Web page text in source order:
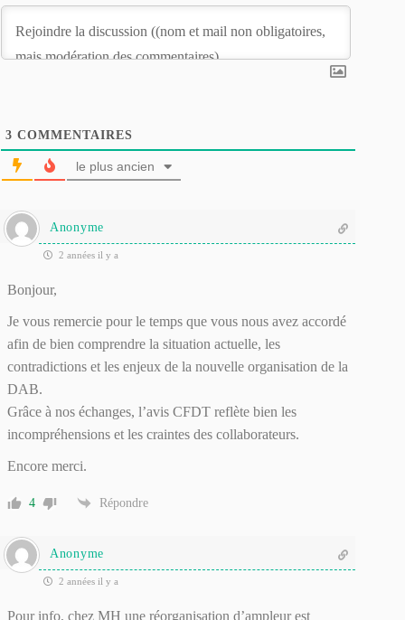
3 COMMENTAIRES
le plus ancien
Anonyme
2 années il y a
Bonjour,
Je vous remercie pour le temps que vous nous avez accordé
afin de bien comprendre la situation actuelle, les
contradictions et les enjeux de la nouvelle organisation de la
DAB.
Grâce à nos échanges, l’avis CFDT reflète bien les
incompréhensions et les craintes des collaborateurs.
Encore merci.
4 Répondre
Anonyme
2 années il y a
Pour info, chez MH une réorganisation d’ampleur est